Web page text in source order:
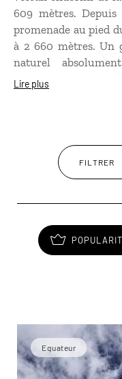
609 mètres. Depuis
promenade au pied
à 2 660 mètres. Un
naturel
silhouette du volcan
Lire plus
FILTRER
Equateur